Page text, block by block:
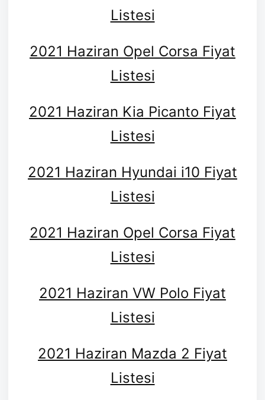
Listesi
2021 Haziran Opel Corsa Fiyat
Listesi
2021 Haziran Kia Picanto Fiyat
Listesi
2021 Haziran Hyundai i10 Fiyat
Listesi
2021 Haziran Opel Corsa Fiyat
Listesi
2021 Haziran VW Polo Fiyat
Listesi
2021 Haziran Mazda 2 Fiyat
Listesi